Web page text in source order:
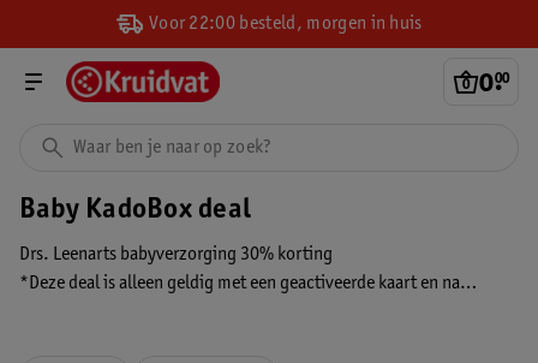
Voor 22:00 besteld, morgen in huis
0.
00
Baby KadoBox deal
Drs. Leenarts babyverzorging 30% korting
*Deze deal is alleen geldig met een geactiveerde kaart en na